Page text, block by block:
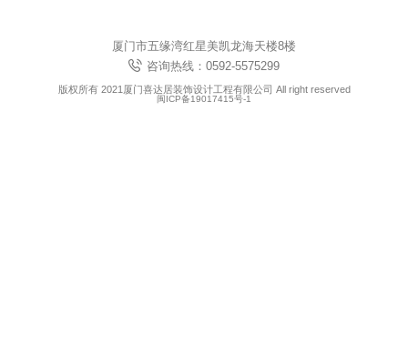
厦门市五缘湾红星美凯龙海天楼8楼
咨询热线：0592-5575299
版权所有 2021厦门喜达居装饰设计工程有限公司 All right reserved
闽ICP备19017415号-1